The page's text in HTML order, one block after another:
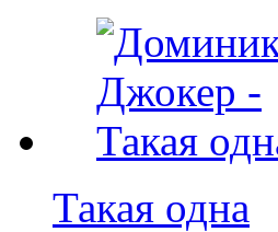
Такая одна